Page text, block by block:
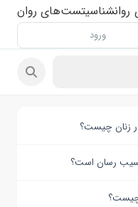
تست‌های روان
ورود
زنان چیست؟
رسان است؟
چیست؟